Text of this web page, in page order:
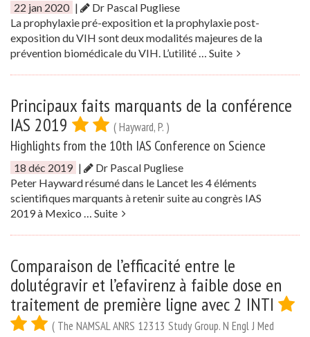
22 jan 2020 |
Dr Pascal Pugliese
La prophylaxie pré-exposition et la prophylaxie post-
exposition du VIH sont deux modalités majeures de la
prévention biomédicale du VIH. L’utilité … Suite
Principaux faits marquants de la conférence
IAS 2019
( Hayward, P. )
Highlights from the 10th IAS Conference on Science
18 déc 2019 |
Dr Pascal Pugliese
Peter Hayward résumé dans le Lancet les 4 éléments
scientifiques marquants à retenir suite au congrès IAS
2019 à Mexico … Suite
Comparaison de l’efficacité entre le
dolutégravir et l’efavirenz à faible dose en
traitement de première ligne avec 2 INTI
( The NAMSAL ANRS 12313 Study Group. N Engl J Med